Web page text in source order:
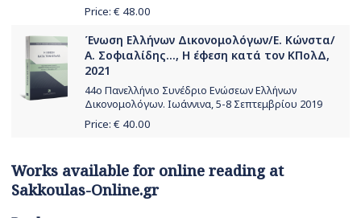
Price: € 48.00
Ένωση Ελλήνων Δικονομολόγων/Ε. Κώνστα/
Α. Σοφιαλίδης..., Η έφεση κατά τον ΚΠολΔ,
2021
44ο Πανελλήνιο Συνέδριο Ενώσεων Ελλήνων
Δικονομολόγων. Ιωάννινα, 5-8 Σεπτεμβρίου 2019
Price: € 40.00
Works available for online reading at
Sakkoulas-Online.gr